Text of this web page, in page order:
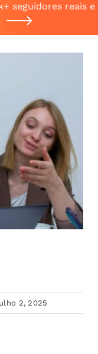
seguidores reais e
2, 2025